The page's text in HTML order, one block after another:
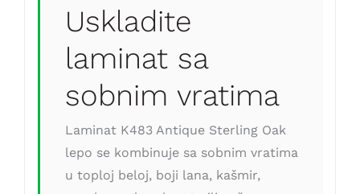
Uskladite
laminat sa
sobnim vratima
Laminat K483 Antique Sterling Oak
lepo se kombinuje sa sobnim vratima
u toploj beloj, boji lana, kašmir,